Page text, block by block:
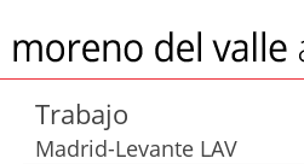
Trabajo
Madrid-Levante LAV